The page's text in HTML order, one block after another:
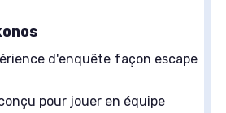
d'enquête façon escape
pour jouer en équipe